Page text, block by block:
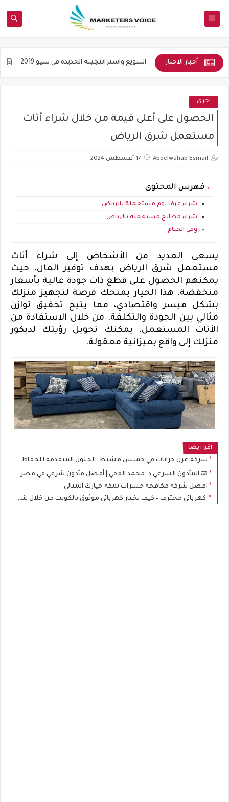
أخبار الاخبارالتنويع واستراتيجيته الجديدة في سيو 2019 جوده
أخرى
الحصول على أعلى قيمة من خلال شراء أثاث
مستعمل شرق الرياض
Abdelwahab Esmail 17 أغسطس 2024
فهرس المحتوى
شراء غرف نوم مستعملة بالرياض
شراء مطابخ مستعملة بالرياض
وفي الختام
يسعى العديد من الأشخاص إلى شراء أثاث
مستعمل شرق الرياض بهدف توفير المال، حيث
يمكنهم الحصول على قطع ذات جودة عالية بأسعار
منخفضة. هذا الخيار يمنحك فرصة لتجهيز منزلك
بشكل ميسر واقتصادي، مما يتيح تحقيق توازن
مثالي بين الجودة والتكلفة. من خلال الاستفادة من
الأثاث المستعمل، يمكنك تحويل رؤيتك لديكور
منزلك إلى واقع بميزانية معقولة.
اقرا ايضا
شركة عزل خزانات في خميس مشيط: الحلول المتقدمة للحفاظ على جودة المياه وصحة الأسرة
⚖️ المأذون الشرعي د. محمد الفقي | أفضل مأذون شرعي في مصر لتوثيق الزواج والطلاق رسميًا
افضل شركة مكافحة حشرات بمكة خيارك المثالي
كهربائي محترف – كيف تختار كهربائي موثوق بالكويت من خلال شركة خدمات الكويت